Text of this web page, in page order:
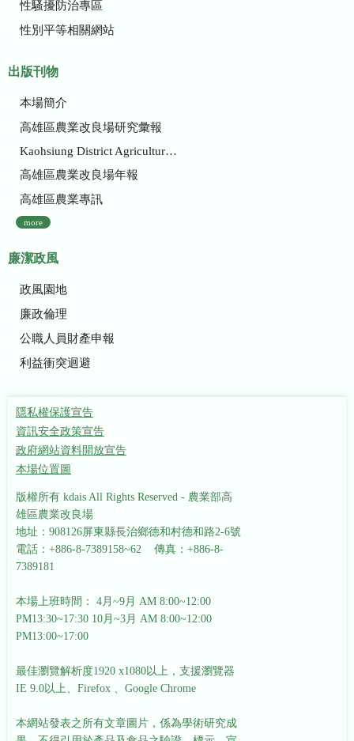
性騷擾防治專區
性別平等相關網站
出版刊物
本場簡介
高雄區農業改良場研究彙報
Kaohsiung District Agricultural Research and Extension Station
高雄區農業改良場年報
高雄區農業專訊
more
廉潔政風
政風園地
廉政倫理
公職人員財產申報
利益衝突迴避
隱私權保護宣告
資訊安全政策宣告
政府網站資料開放宣告
本場位置圖
版權所有 kdais All Rights Reserved - 農業部高
雄區農業改良場
地址：908126屏東縣長治鄉德和村德和路2-6號
電話：+886-8-7389158~62 傳真：+886-8-
7389181
本場上班時間： 4月~9月 AM 8:00~12:00
PM13:30~17:30 10月~3月 AM 8:00~12:00
PM13:00~17:00
最佳瀏覽解析度1920 x1080以上，支援瀏覽器
IE 9.0以上、Firefox 、Google Chrome
本網站發表之所有文章圖片，係為學術研究成